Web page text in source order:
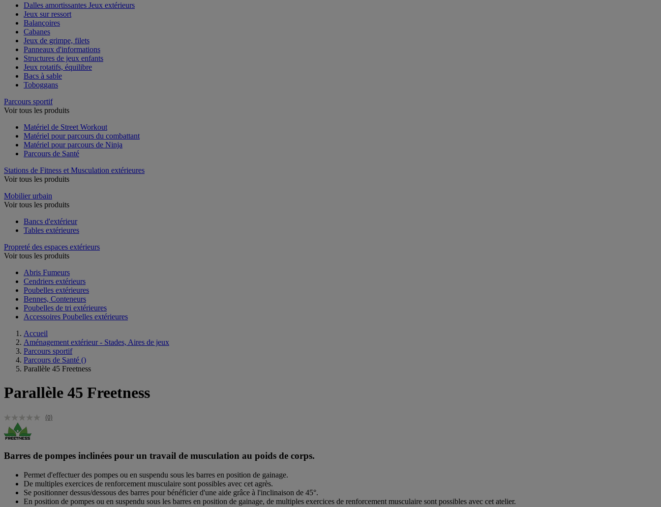
Dalles amortissantes Jeux extérieurs
Jeux sur ressort
Balançoires
Cabanes
Jeux de grimpe, filets
Panneaux d'informations
Structures de jeux enfants
Jeux rotatifs, équilibre
Bacs à sable
Toboggans
Parcours sportif
Voir tous les produits
Matériel de Street Workout
Matériel pour parcours du combattant
Matériel pour parcours de Ninja
Parcours de Santé
Stations de Fitness et Musculation extérieures
Voir tous les produits
Mobilier urbain
Voir tous les produits
Bancs d'extérieur
Tables extérieures
Propreté des espaces extérieurs
Voir tous les produits
Abris Fumeurs
Cendriers extérieurs
Poubelles extérieures
Bennes, Conteneurs
Poubelles de tri extérieures
Accessoires Poubelles extérieures
Accueil
Aménagement extérieur - Stades, Aires de jeux
Parcours sportif
Parcours de Santé ()
Parallèle 45 Freetness
Parallèle 45 Freetness
(0)
Barres de pompes inclinées pour un travail de musculation au poids de corps.
Permet d'effectuer des pompes ou en suspendu sous les barres en position de gainage.
De multiples exercices de renforcement musculaire sont possibles avec cet agrès.
Se positionner dessus/dessous des barres pour bénéficier d'une aide grâce à l'inclinaison de 45°.
En position de pompes ou en suspendu sous les barres en position de gainage, de multiples exercices de renforcement musculaire sont possibles avec cet atelier.